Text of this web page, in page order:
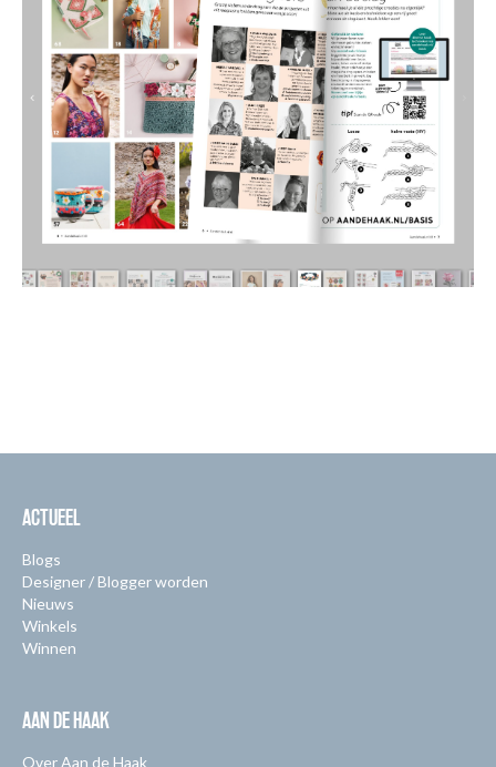
ACTUEEL
Blogs
Designer / Blogger worden
Nieuws
Winkels
Winnen
AAN DE HAAK
Over Aan de Haak